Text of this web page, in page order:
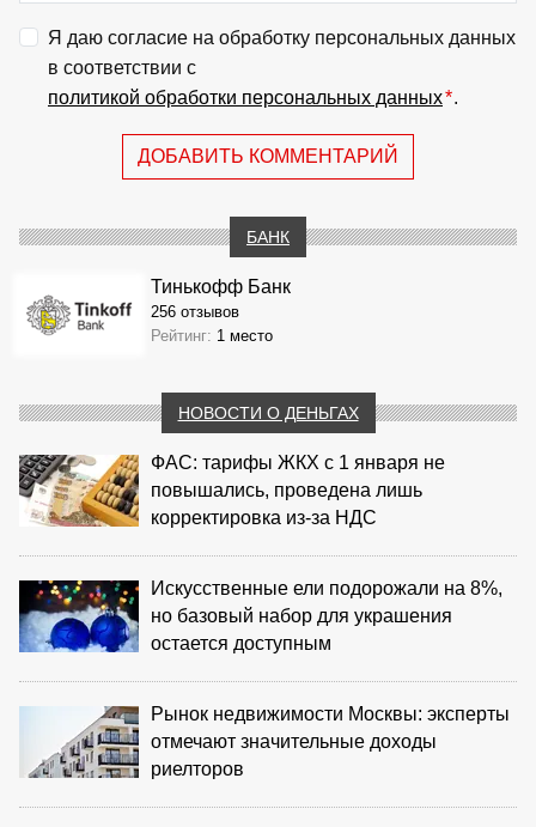
Я даю согласие на обработку персональных данных
в соответствии с
политикой обработки персональных данных*.
ДОБАВИТЬ КОММЕНТАРИЙ
БАНК
Тинькофф Банк
256 отзывов
Рейтинг: 1 место
НОВОСТИ О ДЕНЬГАХ
ФАС: тарифы ЖКХ с 1 января не
повышались, проведена лишь
корректировка из‑за НДС
Искусственные ели подорожали на 8%,
но базовый набор для украшения
остается доступным
Рынок недвижимости Москвы: эксперты
отмечают значительные доходы
риелторов